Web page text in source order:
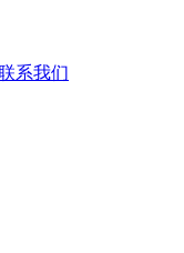
系我们